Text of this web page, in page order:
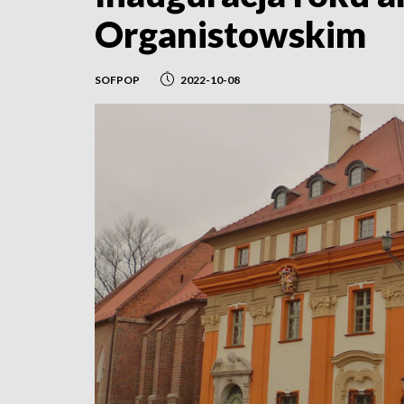
Organistowskim
SOFPOP 2022-10-08